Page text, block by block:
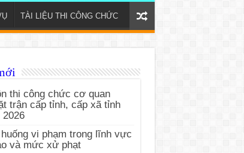
TÀI LIỆU THI CÔNG CHỨC
thi công chức cơ quan
trận cấp tỉnh, cấp xã tỉnh
2026
vi phạm trong lĩnh vực
và mức xử phạt